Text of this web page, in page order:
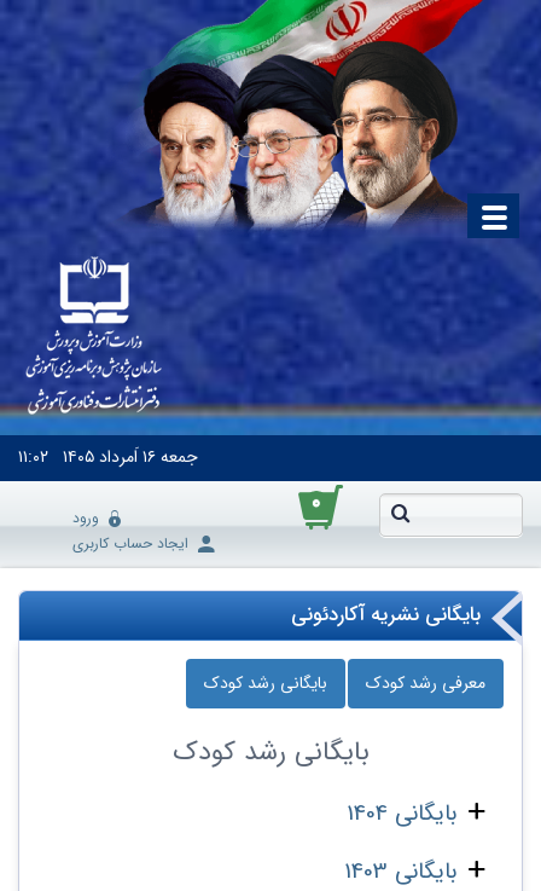
جمعه۱۶ اَمرداد ۱۴۰۵ ۱۱:۰۲
۰
ورود
ایجاد حساب کاربری
بایگانی نشریه آکاردئونی
معرفی رشد کودک بایگانی رشد کودک
بایگانی رشد کودک
بایگانی 1404
بایگانی 1403